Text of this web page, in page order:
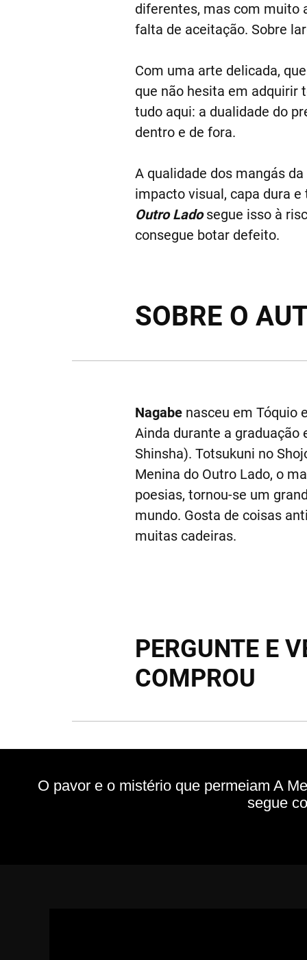
diferentes, mas com muito
falta de aceitação. Sobre
Com uma arte delicada,
que não hesita em adquirir
tudo aqui: a dualidade do
dentro e de fora.
A qualidade dos mangás da
impacto visual, capa dura
Outro Ladosegue isso à
consegue botar defeito.
SOBRE O
Nagabenasceu em Tóquio
Ainda durante a graduação
Shinsha). Totsukuni no
Menina do Outro Lado, o
poesias, tornou-se um
mundo. Gosta de coisas
muitas cadeiras.
PERGUNTE E
COMPROU
O pavor e o mistério que permeiam A
segue